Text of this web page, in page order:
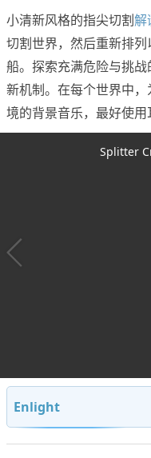
小清新风格的指尖切割解
切割世界，然后重新排
船。探索充满危险与挑
新机制。在每个世界中
境的背景音乐，最好使用
Splitter
Enlight